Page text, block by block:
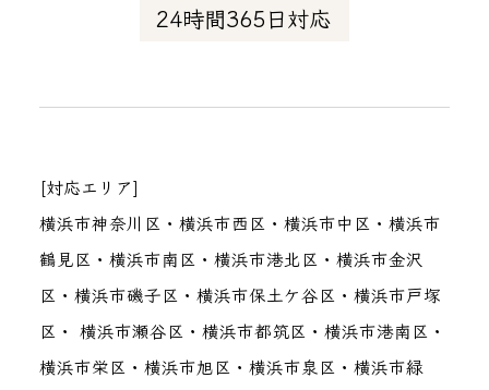
24時間365日対応
[対応エリア]
横浜市神奈川区・横浜市西区・横浜市中区・横浜市
鶴見区・横浜市南区・横浜市港北区・横浜市金沢
区・横浜市磯子区・横浜市保土ケ谷区・横浜市戸塚
区・ 横浜市瀬谷区・横浜市都筑区・横浜市港南区・
横浜市栄区・横浜市旭区・横浜市泉区・横浜市緑